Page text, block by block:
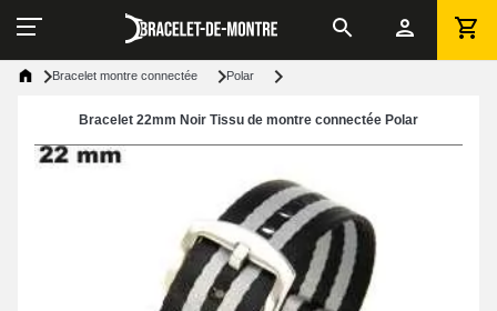
Bracelet montre connectée Polar
Bracelet 22mm Noir Tissu de montre connectée Polar